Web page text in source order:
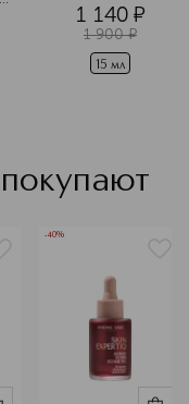
увлажняющий
крем для лица в
дорожном
формате
1 140 ¤
1 900 ¤
15 мл
-40%